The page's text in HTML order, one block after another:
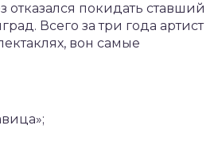
отказался покидать ставший
Всего за три года артист
вон самые